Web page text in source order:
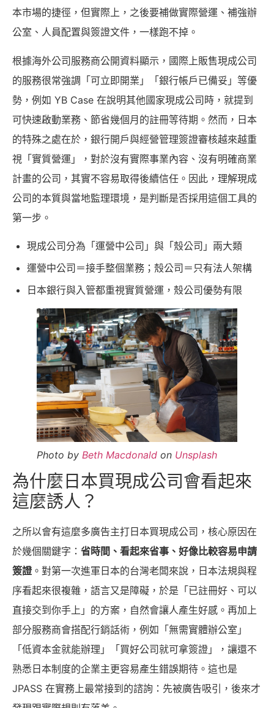
本市場的捷徑，但實際上，之後要補做實際營運、補強辦
公室、人員配置與簽證文件，一樣跑不掉。
根據海外公司服務商公開資料顯示，國際上販售現成公司
的服務很常強調「可立即開業」「銀行帳戶已備妥」等優
勢，例如 YB Case 在說明其他國家現成公司時，就提到
可快速啟動業務、節省幾個月的註冊等待期。然而，日本
的特殊之處在於，銀行開戶與經營管理簽證審核越來越重
視「實質營運」，對於沒有實際事業內容、沒有明確商業
計畫的公司，其實不容易取得後續信任。因此，理解現成
公司的本質與當地監理環境，是判斷是否採用這個工具的
第一步。
現成公司分為「運營中公司」與「殼公司」兩大類
運營中公司＝接手整個業務；殼公司＝只有法人架構
日本銀行與入管都重視實質營運，殼公司優勢有限
Photo by Beth Macdonald on Unsplash
為什麼日本買現成公司會看起來
這麼誘人？
之所以會有這麼多廣告主打日本買現成公司，核心原因在
於幾個關鍵字： 省時間、看起來省事、好像比較容易申請
簽證 。對第一次進軍日本的台灣老闆來說，日本法規與程
序看起來很複雜，語言又是障礙，於是「已註冊好、可以
直接交到你手上」的方案，自然會讓人產生好感。再加上
部分服務商會搭配行銷話術，例如「無需實體辦公室」
「低資本金就能辦理」「買好公司就可拿簽證」，讓還不
熟悉日本制度的企業主更容易產生錯誤期待。這也是
JPASS 在實務上最常接到的諮詢：先被廣告吸引，後來才